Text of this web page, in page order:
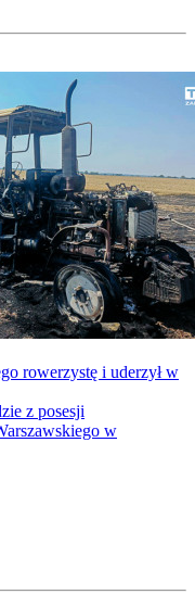
rowerzystę i uderzył w
z posesji
w